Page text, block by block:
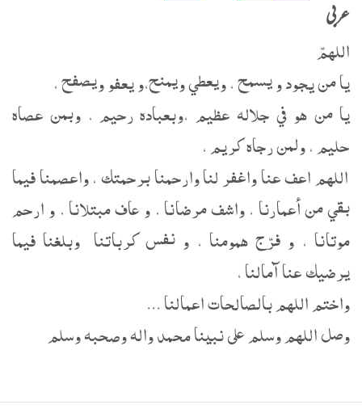
عربی
اللهمّ
يا من يجود و يسمح ، ويعطي ويمنح،و يعفو ويصفح ،
يا من هو في جلاله عظيم ،وبعباده رحيم ، وبمن عصاه
حليم ، ولمن رجاه كريم ،
اللهم اعف عنا واغفر لنا وارحمنا برحمتك ، واعصمنا فيما
بقي من أعمارنا ، واشف مرضانا ، و عاف مبتلانا ، و ارحم
موتانا ، و فرّج همومنا ، و نفس كرباتنا وبلغنا فيما
يرضيك عنا آمالنا ،
واختم اللهم بالصالحات اعمالنا ...
وصل اللهم وسلم على نبينا محمد واله وصحبه وسلم